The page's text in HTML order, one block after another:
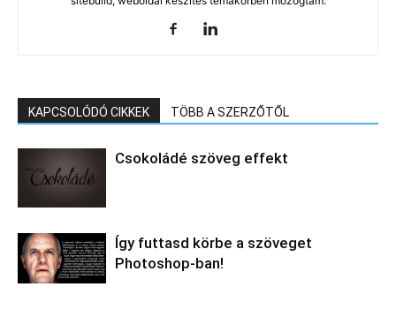
KAPCSOLÓDÓ CIKKEK TÖBB A SZERZŐTŐL
Csokoládé szöveg effekt
Így futtasd körbe a szöveget
Photoshop-ban!